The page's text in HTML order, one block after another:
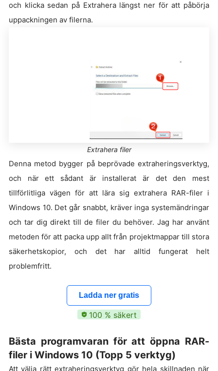
och klicka sedan på Extrahera längst ner för att påbörja
uppackningen av filerna.
Extrahera filer
Denna metod bygger på beprövade extraheringsverktyg,
och när ett sådant är installerat är det den mest
tillförlitliga vägen för att lära sig extrahera RAR-filer i
Windows 10. Det går snabbt, kräver inga systemändringar
och tar dig direkt till de filer du behöver. Jag har använt
metoden för att packa upp allt från projektmappar till stora
säkerhetskopior, och det har alltid fungerat helt
problemfritt.
Ladda ner gratis
100 % säkert
Bästa programvaran för att öppna RAR-
filer i Windows 10 (Topp 5 verktyg)
Att välja rätt extraheringsverktyg gör hela skillnaden när